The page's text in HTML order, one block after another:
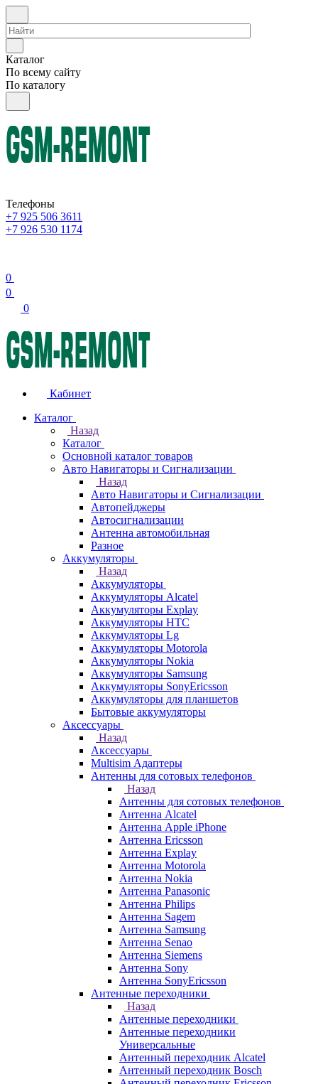
Каталог
По всему сайту
По каталогу
Телефоны
+7 925 506 3611
+7 926 530 1174
0
0
0
Кабинет
Каталог
Назад
Каталог
Основной каталог товаров
Авто Навигаторы и Сигнализации
Назад
Авто Навигаторы и Сигнализации
Автопейджеры
Автосигнализации
Антенна автомобильная
Разное
Аккумуляторы
Назад
Аккумуляторы
Аккумуляторы Alcatel
Аккумуляторы Explay
Аккумуляторы HTC
Аккумуляторы Lg
Аккумуляторы Motorola
Аккумуляторы Nokia
Аккумуляторы Samsung
Аккумуляторы SonyEricsson
Аккумуляторы для планшетов
Бытовые аккумуляторы
Аксессуары
Назад
Аксессуары
Multisim Адаптеры
Антенны для сотовых телефонов
Назад
Антенны для сотовых телефонов
Антенна Alcatel
Антенна Apple iPhone
Антенна Ericsson
Антенна Explay
Антенна Motorola
Антенна Nokia
Антенна Panasonic
Антенна Philips
Антенна Sagem
Антенна Samsung
Антенна Senao
Антенна Siemens
Антенна Sony
Антенна SonyEricsson
Антенные переходники
Назад
Антенные переходники
Антенные переходники
Универсальные
Антенный переходник Alcatel
Антенный переходник Bosch